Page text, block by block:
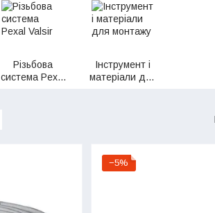
Різьбова
система Pexal
Інструмент і
матеріали для
−5%